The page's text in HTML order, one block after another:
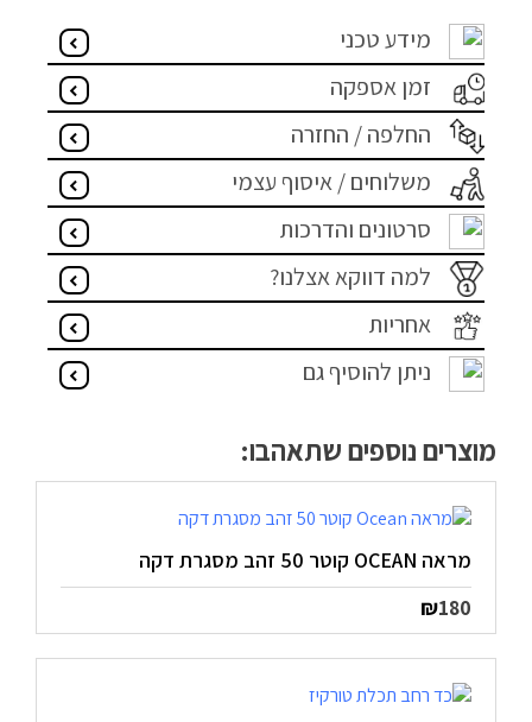
קטלוג צבעים
אודות
טיפים והמלצות
עבודות אחרונות
צור קשר
הצהרת נגישות
מדיניות פרטיות
מידע טכני
זמן אספקה
החלפה / החזרה
משלוחים / איסוף עצמי
סרטונים והדרכות
למה דווקא אצלנו?
אחריות
ניתן להוסיף גם
מוצרים נוספים שתאהבו:
מראה OCEAN קוטר 50 זהב מסגרת דקה
₪180